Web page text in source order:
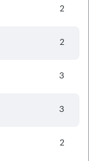
2
2
3
3
2